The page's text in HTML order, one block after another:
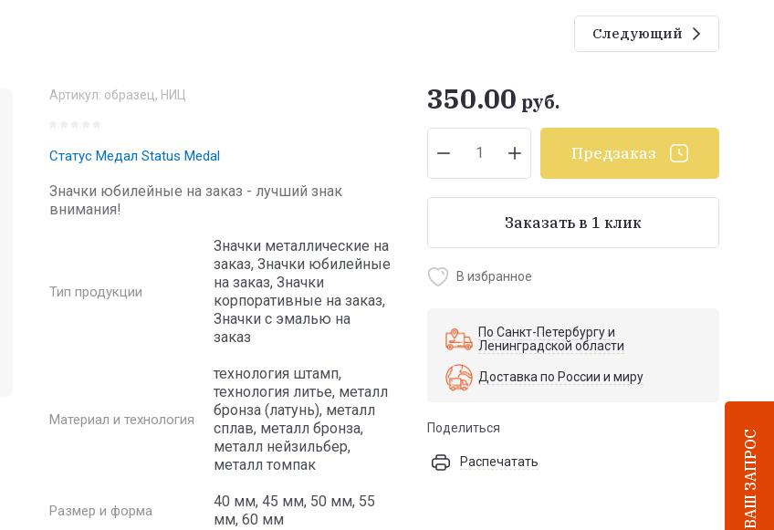
ВАШ ЗАПРОС
Следующий
Артикул: образец, НИЦ
Статус Медал Status Medal
Значки юбилейные на заказ - лучший знак
внимания!
Тип продукции
Значки металлические на
заказ, Значки юбилейные
на заказ, Значки
корпоративные на заказ,
Значки с эмалью на
заказ
Материал и технология
технология штамп,
технология литье, металл
бронза (латунь), металл
сплав, металл бронза,
металл нейзильбер,
металл томпак
Размер и форма
40 мм, 45 мм, 50 мм, 55
мм, 60 мм
350.00 руб.
Предзаказ
Заказать в 1 клик
В избранное
По Санкт-Петербургу и
Ленинградской области
Доставка по России и миру
Поделиться
Распечатать